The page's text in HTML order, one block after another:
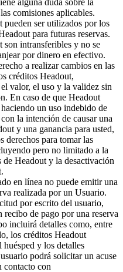
comisiones aplicables.
pueden ser utilizados por los
para futuras reservas.
son intransferibles y no se
por dinero en efectivo.
a realizar cambios en las
créditos Headout,
valor, el uso y la validez sin
En caso de que Headout
un uso indebido de
la intención de causar una
y una ganancia para usted,
derechos para tomar las
pero no limitado a la
de Headout y la desactivación
en línea no puede emitir una
realizada por un Usuario.
por escrito del usuario,
de pago por una reserva
incluirá detalles como, entre
los créditos Headout
y los detalles
podrá solicitar un acuse
contacto con